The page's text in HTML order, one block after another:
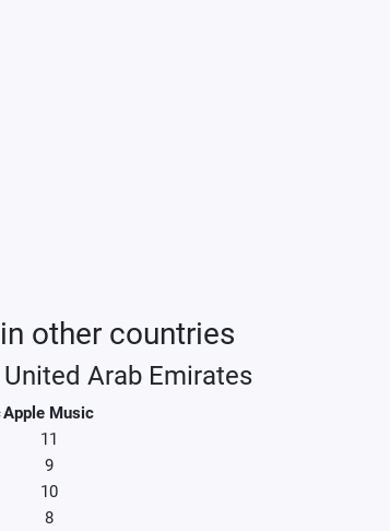
other countries
Arab Emirates
Apple Music
11
9
10
8